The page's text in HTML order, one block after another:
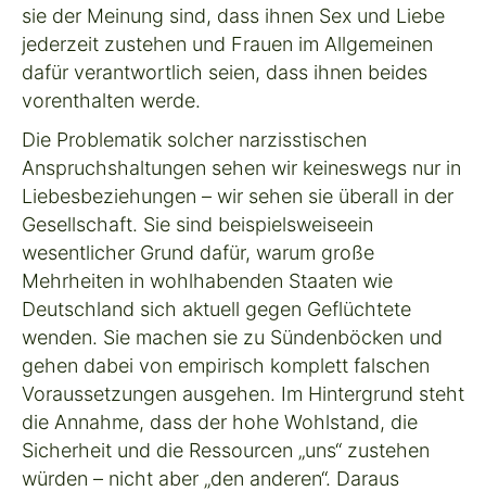
sie der Meinung sind, dass ihnen Sex und Liebe
jederzeit zustehen und Frauen im Allgemeinen
dafür verantwortlich seien, dass ihnen beides
vorenthalten werde.
Die Problematik solcher narzisstischen
Anspruchshaltungen sehen wir keineswegs nur in
Liebesbeziehungen – wir sehen sie überall in der
Gesellschaft. Sie sind beispielsweiseein
wesentlicher Grund dafür, warum große
Mehrheiten in wohlhabenden Staaten wie
Deutschland sich aktuell gegen Geflüchtete
wenden. Sie machen sie zu Sündenböcken und
gehen dabei von empirisch komplett falschen
Voraussetzungen ausgehen. Im Hintergrund steht
die Annahme, dass der hohe Wohlstand, die
Sicherheit und die Ressourcen „uns“ zustehen
würden – nicht aber „den anderen“. Daraus